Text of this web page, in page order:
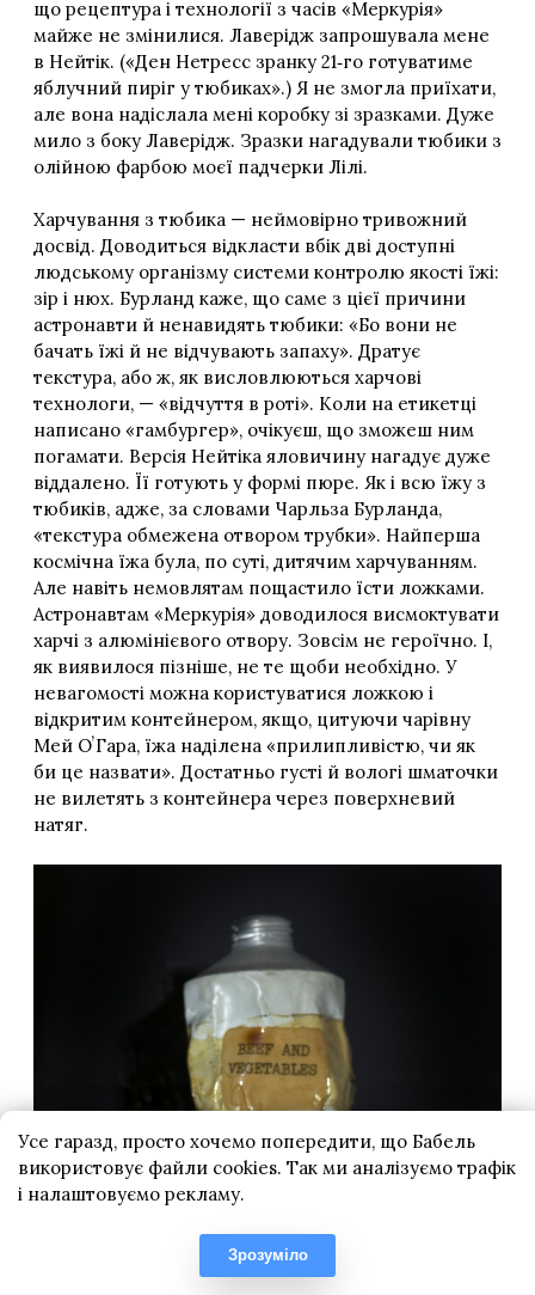
Усе гаразд, просто хочемо попередити, що Бабель
використовує файли cookies. Так ми аналізуємо трафік
і налаштовуємо рекламу.
Зрозуміло